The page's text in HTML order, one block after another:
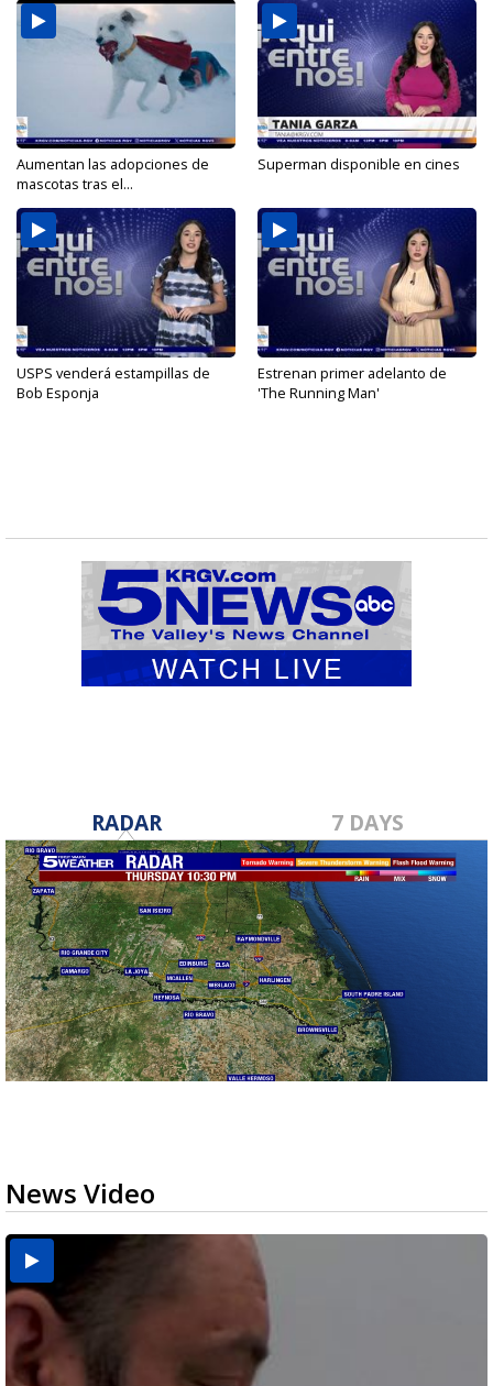
Aumentan las adopciones de
mascotas tras el...
Superman disponible en cines
USPS venderá estampillas de
Bob Esponja
Estrenan primer adelanto de
'The Running Man'
RADAR 7 DAYS
News Video